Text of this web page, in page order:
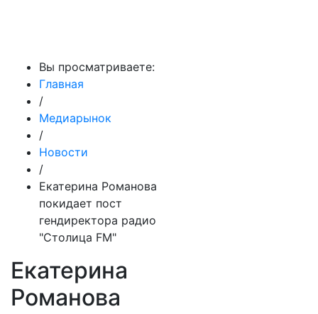
Вы просматриваете:
Главная
/
Медиарынок
/
Новости
/
Екатерина Романова
покидает пост
гендиректора радио
"Столица FM"
Екатерина
Романова